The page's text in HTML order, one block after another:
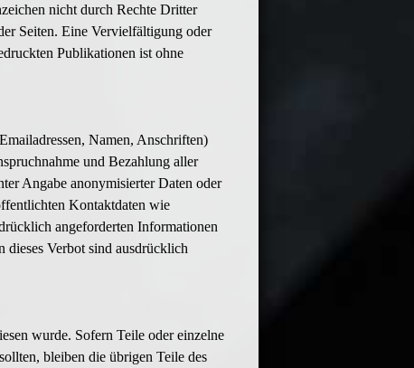
nicht durch Rechte Dritter
Seiten. Eine Vervielfältigung oder
Publikationen ist ohne
Namen, Anschriften)
und Bezahlung aller
Angabe anonymisierter Daten oder
Kontaktdaten wie
angeforderten Informationen
dieses Verbot sind ausdrücklich
wurde. Sofern Teile oder einzelne
bleiben die übrigen Teile des